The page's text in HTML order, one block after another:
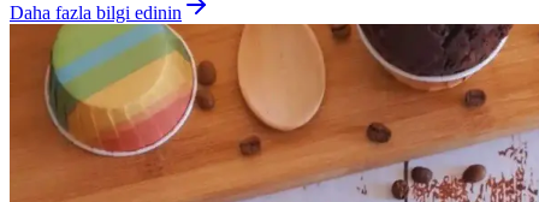
Daha fazla bilgi edinin